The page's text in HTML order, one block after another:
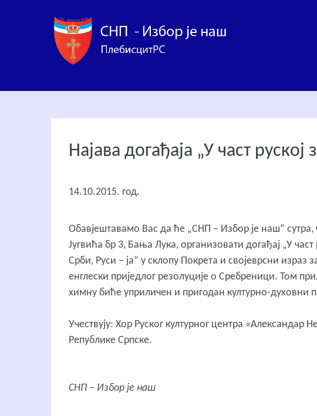
Најава догађаја „У част руској
14.10.2015. год.
Обавјештавамо Вас да ће „СНП – Избор је наш“ сутра,
Југвића бр 3, Бања Лука, организовати догађај „У
Срби, Руси – ја“ у склопу Покрета и својеврсни израз
енглески приједлог резолуције о Сребреници. Том
химну биће уприличен и пригодан културно-духовни
Учествују: Хор Руског културног центра
Републике Српске.
СНП – Избор је наш